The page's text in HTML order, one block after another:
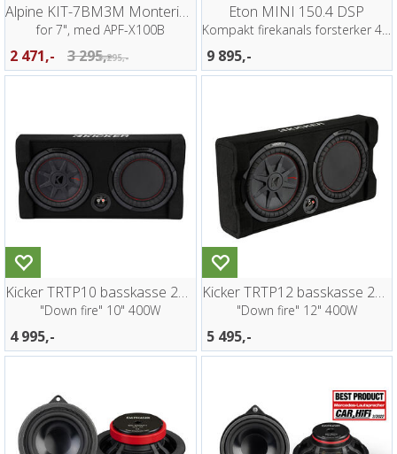
Alpine KIT-7BM3M Monteringsett BMW 3
for 7", med APF-X100B
2 471,- 3 295,-3 295,-
Eton MINI 150.4 DSP
Kompakt firekanals forsterker 4x100W DSP
9 895,-
Kicker TRTP10 basskasse 2ohm
"Down fire" 10" 400W
4 995,-
Kicker TRTP12 basskasse 2ohm
"Down fire" 12" 400W
5 495,-